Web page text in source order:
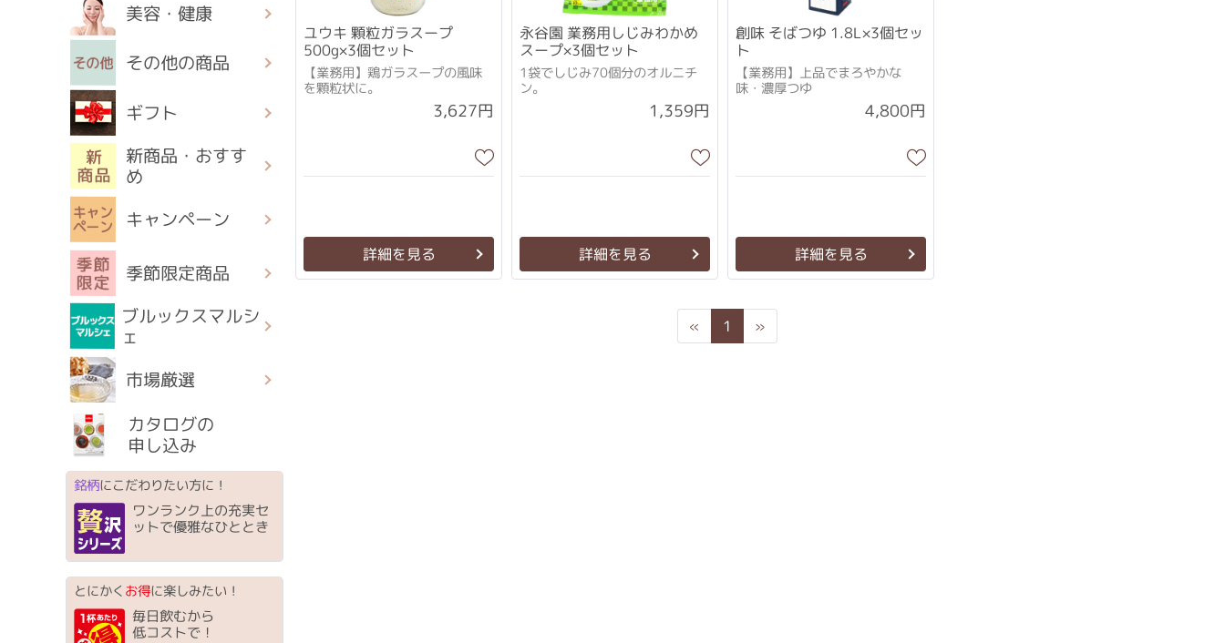
美容・健康
その他の商品
ギフト
新商品・おすす
め
キャンペーン
季節限定商品
ブルックスマルシ
ェ
市場厳選
カタログの
申し込み
銘柄にこだわりたい方に！
ワンランク上の充実セ
ットで優雅なひととき
とにかく お得に楽しみたい！
毎日飲むから
低コストで！
ユウキ 顆粒ガラスープ
500g×3個セット
【業務用】鶏ガラスープの風味
を顆粒状に。
3,627円
詳細を見る
永谷園 業務用しじみわかめ
スープ×3個セット
1袋でしじみ70個分のオルニチ
ン。
1,359円
詳細を見る
創味 そばつゆ 1.8L×3個セッ
ト
【業務用】上品でまろやかな
味・濃厚つゆ
4,800円
詳細を見る
« Previous
1 »Next